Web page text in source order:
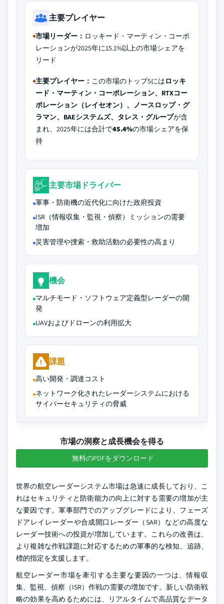
主要プレイヤー
市場リーダー： ロッキード・マーティン・コーポ
レーションが2025年に15.1%以上の市場シェアを
リード
主要プレイヤー： この市場のトップ5にはロッキ
ード・マーティン・コーポレーション、RTXコー
ポレーション（レイセオン）、ノースロップ・グ
ラマン、BAEシステムズ、タレス・グループが含
まれ、2025年には合計で45.4%の市場シェアを保
持
主要市場ドライバー
軍事・防衛機の近代化に向けた政府投資
ISR（情報収集・監視・偵察）ミッションの需要
増加
災害管理や捜索・救助活動の必要性の高まり
機会
マルチモード・ソフトウェア定義型レーダーの開
発
UAVおよびドローンの利用拡大
課題
高い開発・調達コスト
ネットワーク化されたレーダーシステムにおける
サイバーセキュリティの脅威
市場の洞察と成長機会を得る
無料のPDFをダウンロード
世界の航空レーダーシステム市場は急速に成長しており、こ
れはセキュリティと防衛能力の向上に対する需要の増加が主
な要因です。軍事部門でのアップグレードにより、フェーズ
ドアレイレーダーや合成開口レーダー（SAR）などの高度な
レーダー技術への投資が増加しています。これらの改善は、
より複雑な作戦課題に対応するための軍事的な検知、追跡、
標的指定を支援します。
航空レーダー市場を牽引する主要な要因の一つは、情報収
集、監視、偵察（ISR）作戦の需要の増加です。新しい防衛戦
略の効果を高めるためには、リアルタイムで高品質なデータ